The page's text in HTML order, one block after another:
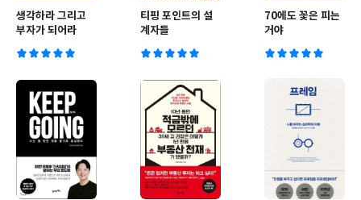
생각하라 그리고
부자가 되어라
티핑 포인트의 설
계자들
70에도 꽃은 피는
거야